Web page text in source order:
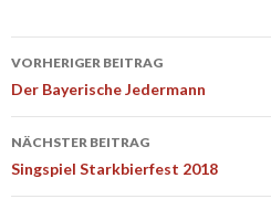
Beitrags-
Navigation
VORHERIGER BEITRAG
Der Bayerische Jedermann
NÄCHSTER BEITRAG
Singspiel Starkbierfest 2018